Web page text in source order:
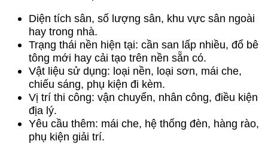
Diện tích sân, số lượng sân, khu vực sân ngoài
hay trong nhà.
Trạng thái nền hiện tại: cần san lấp nhiều, đổ bê
tông mới hay cải tạo trên nền sẵn có.
Vật liệu sử dụng: loại nền, loại sơn, mái che,
chiếu sáng, phụ kiện đi kèm.
Vị trí thi công: vận chuyển, nhân công, điều kiện
địa lý.
Yêu cầu thêm: mái che, hệ thống đèn, hàng rào,
phụ kiện giải trí.